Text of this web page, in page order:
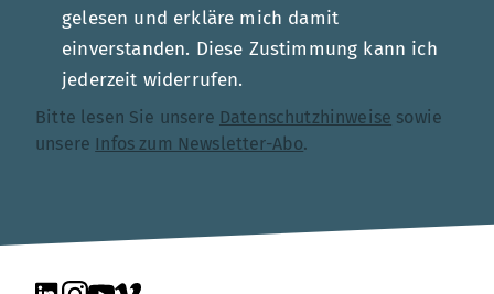
gelesen und erkläre mich damit
einverstanden. Diese Zustimmung kann ich
jederzeit widerrufen.
Bitte lesen Sie unsere Datenschutzhinweise sowie
unsere Infos zum Newsletter-Abo.